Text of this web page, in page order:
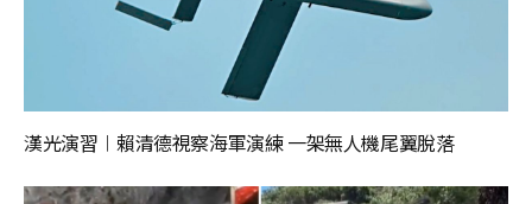
漢光演習︱賴清德視察海軍演練 一架無人機尾翼脫落